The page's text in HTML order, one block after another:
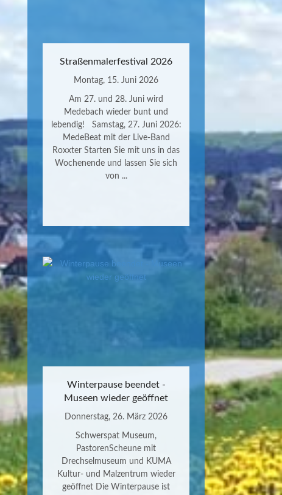
Straßenmalerfestival 2026
Montag, 15. Juni 2026
Am 27. und 28. Juni wird
Medebach wieder bunt und
lebendig! Samstag, 27. Juni 2026:
MedeBeat mit der Live-Band
Roxxter Starten Sie mit uns in das
Wochenende und lassen Sie sich
von ...
Winterpause beendet -
Museen wieder geöffnet
Donnerstag, 26. März 2026
Schwerspat Museum,
PastorenScheune mit
Drechselmuseum und KUMA
Kultur- und Malzentrum wieder
geöffnet Die Winterpause ist